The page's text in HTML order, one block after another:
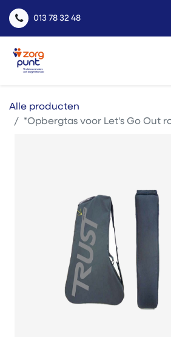
013 78 32 48
Alle producten
*Opbergtas voor Let's Go Out